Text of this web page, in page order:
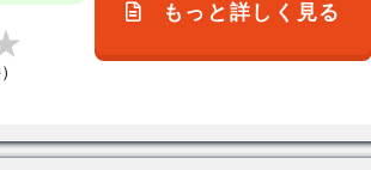
もっと詳しく見る